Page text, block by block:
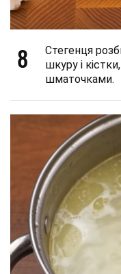
8
Стегенця
шкуру і
шматочками.